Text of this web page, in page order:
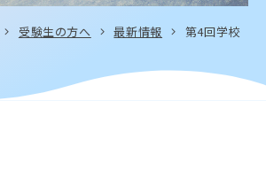
受験生の方へ 最新情報
第4回学校